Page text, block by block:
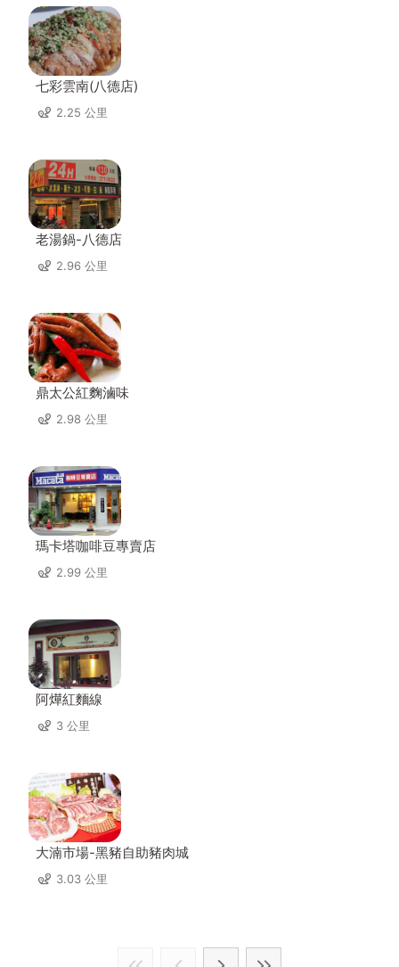
七彩雲南(八德店)
2.25 公里
老湯鍋-八德店
2.96 公里
鼎太公紅麴滷味
2.98 公里
瑪卡塔咖啡豆專賣店
2.99 公里
阿燁紅麵線
3 公里
大湳市場-黑豬自助豬肉城
3.03 公里